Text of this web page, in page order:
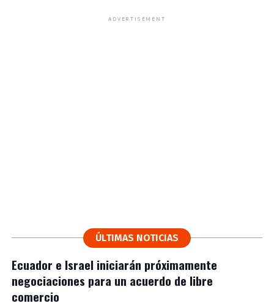
ADVERTISEMENT
ÚLTIMAS NOTICIAS
Ecuador e Israel iniciarán próximamente
negociaciones para un acuerdo de libre
comercio